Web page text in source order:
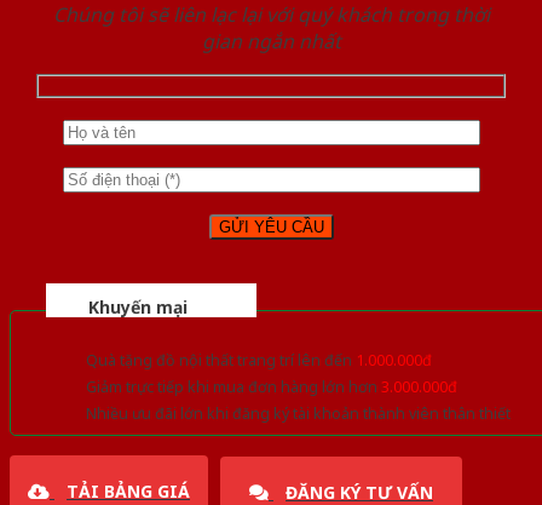
Chúng tôi sẽ liên lạc lại với quý khách trong thời
gian ngắn nhất
Khuyến mại
Quà tặng đồ nội thất trang trí lên đến 1.000.000đ
Giảm trực tiếp khi mua đơn hàng lớn hơn 3.000.000đ
Nhiều ưu đãi lớn khi đăng ký tài khoản thành viên thân thiết
TẢI BẢNG GIÁ ĐĂNG KÝ TƯ VẤN